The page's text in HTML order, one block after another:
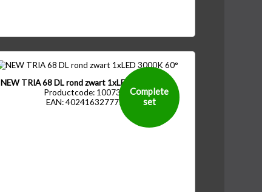
NEW TRIA 68 DL rond zwart 1xLED 3000K 60°
Productcode: 1007392
EAN: 4024163277754
Complete
set